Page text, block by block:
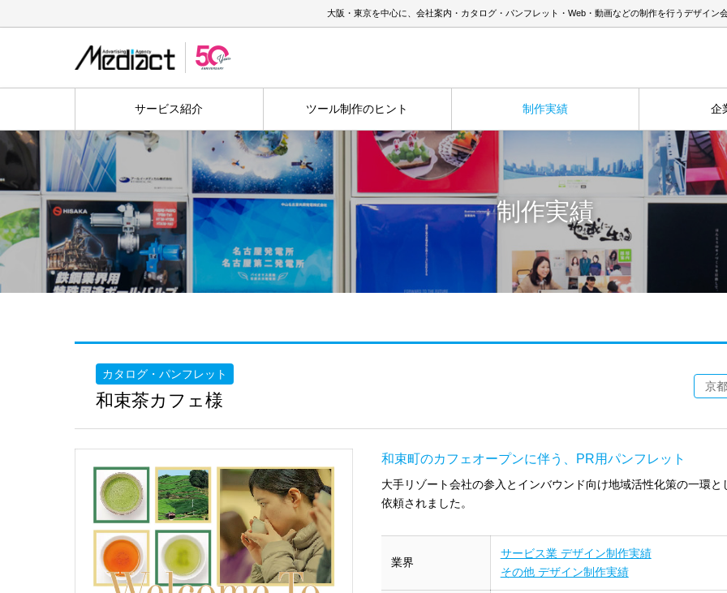
大阪・東京を中心に、会社案内・カタログ・パンフレット・Web・動画などの制作を行うデザイン
サービス紹介 ツール制作のヒント 制作実績 企
制作実績
カタログ・パンフレット
和束茶カフェ様
京
和束町のカフェオープンに伴う、PR用パンフレット
大手リゾート会社の参入とインバウンド向け地域活性化策の一環と
依頼されました。
業界
サービス業 デザイン制作実績
その他 デザイン制作実績